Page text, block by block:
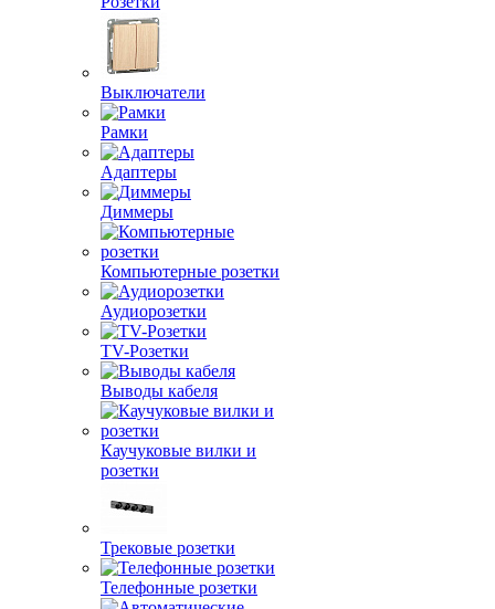
Выключатели
Рамки
Адаптеры
Диммеры
Компьютерные розетки
Аудиорозетки
TV-Розетки
Выводы кабеля
Каучуковые вилки и
розетки
Трековые розетки
Телефонные розетки